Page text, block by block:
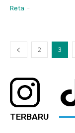
Reta -
2 3
TERBARU